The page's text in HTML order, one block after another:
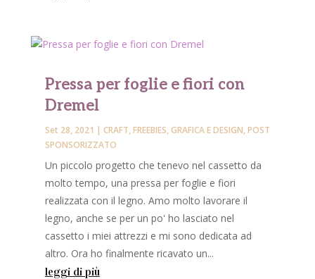
Pressa per foglie e fiori con
Dremel
Set 28, 2021 | CRAFT,FREEBIES,GRAFICA E DESIGN,POST
SPONSORIZZATO
Un piccolo progetto che tenevo nel cassetto da
molto tempo, una pressa per foglie e fiori
realizzata con il legno. Amo molto lavorare il
legno, anche se per un po' ho lasciato nel
cassetto i miei attrezzi e mi sono dedicata ad
altro. Ora ho finalmente ricavato un...
leggi di più